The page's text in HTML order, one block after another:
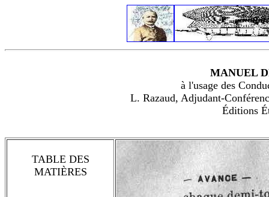
MANUEL
à l'usage des
L. Razaud, Adjudant-
Éditions
TABLE DES
MATIÈRES